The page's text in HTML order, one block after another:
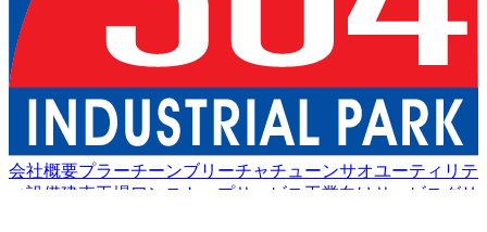
会社概要プラーチーンブリーチャチューンサオユーティリテ
ィ設備建売工場 ワンストップサービス 工業向けサービス グリ